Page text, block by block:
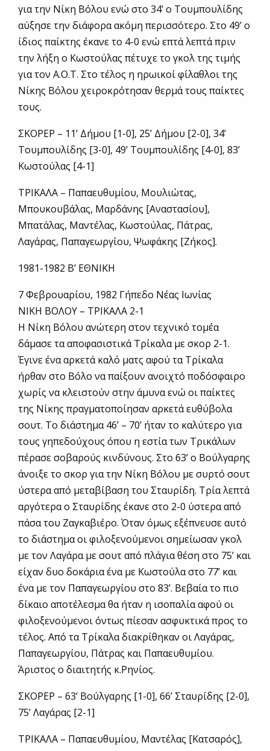
για την Νίκη Βόλου ενώ στο 34’ ο Τουμπουλίδης
αύξησε την διάφορα ακόμη περισσότερο. Στο 49’ ο
ίδιος παίκτης έκανε το 4-0 ενώ επτά λεπτά πριν
την λήξη ο Κωστούλας πέτυχε το γκολ της τιμής
για τον Α.Ο.Τ. Στο τέλος η ηρωικοί φίλαθλοι της
Νίκης Βόλου χειροκρότησαν θερμά τους παίκτες
τους.
ΣΚΟΡΕΡ – 11’ Δήμου [1-0], 25’ Δήμου [2-0], 34’
Τουμπουλίδης [3-0], 49’ Τουμπουλίδης [4-0], 83’
Κωστούλας [4-1]
ΤΡΙΚΑΛΑ – Παπαευθυμίου, Μουλιώτας,
Μπουκουβάλας, Μαρδάνης [Αναστασίου],
Μπατάλας, Μαντέλας, Κωστούλας, Πάτρας,
Λαγάρας, Παπαγεωργίου, Ψωφάκης [Ζήκος].
1981-1982 Β’ ΕΘΝΙΚΗ
7 Φεβρουαρίου, 1982 Γήπεδο Νέας Ιωνίας
ΝΙΚΗ ΒΟΛΟΥ – ΤΡΙΚΑΛΑ 2-1
Η Nίκη Βόλου ανώτερη στον τεχνικό τομέα
δάμασε τα αποφασιστικά Τρίκαλα με σκορ 2-1.
Έγινε ένα αρκετά καλό ματς αφού τα Τρίκαλα
ήρθαν στο Βόλο να παίξουν ανοιχτό ποδόσφαιρο
χωρίς να κλειστούν στην άμυνα ενώ οι παίκτες
της Νίκης πραγματοποίησαν αρκετά ευθύβολα
σουτ. Το διάστημα 46’ – 70’ ήταν το καλύτερο για
τους γηπεδούχους όπου η εστία των Τρικάλων
πέρασε σοβαρούς κινδύνους. Στο 63’ ο Βούλγαρης
άνοιξε το σκορ για την Νίκη Βόλου με συρτό σουτ
ύστερα από μεταβίβαση του Σταυρίδη. Τρία λεπτά
αργότερα ο Σταυρίδης έκανε στο 2-0 ύστερα από
πάσα του Ζαγκαβιέρο. Όταν όμως εξέπνευσε αυτό
το διάστημα οι φιλοξενούμενοι σημείωσαν γκολ
με τον Λαγάρα με σουτ από πλάγια θέση στο 75’ και
είχαν δυο δοκάρια ένα με Κωστούλα στο 77’ και
ένα με τον Παπαγεωργίου στο 83’. Βεβαία το πιο
δίκαιο αποτέλεσμα θα ήταν η ισοπαλία αφού οι
φιλοξενούμενοι όντως πίεσαν ασφυκτικά προς το
τέλος. Από τα Τρίκαλα διακρίθηκαν οι Λαγάρας,
Παπαγεωργίου, Πάτρας και Παπαευθυμίου.
Άριστος ο διαιτητής κ.Ρηνίος.
ΣΚΟΡΕΡ – 63’ Βούλγαρης [1-0], 66’ Σταυρίδης [2-0],
75’ Λαγάρας [2-1]
ΤΡΙΚΑΛΑ – Παπαευθυμίου, Μαντέλας [Κατσαρός],